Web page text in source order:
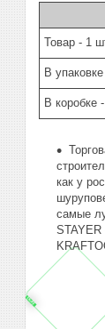
Товар - 1
В
В коробке
как у
самые